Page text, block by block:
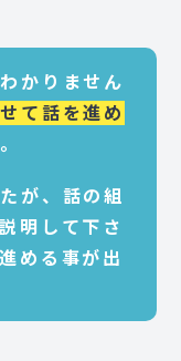
かりません
て話を進め
が、話の組
明して下さ
める事が出